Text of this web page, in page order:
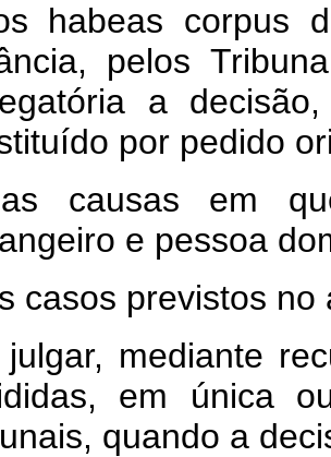
habeas corpus
pelos
a
por pedido
causas em
e pessoa
casos previstos no
mediante
em única
quando a